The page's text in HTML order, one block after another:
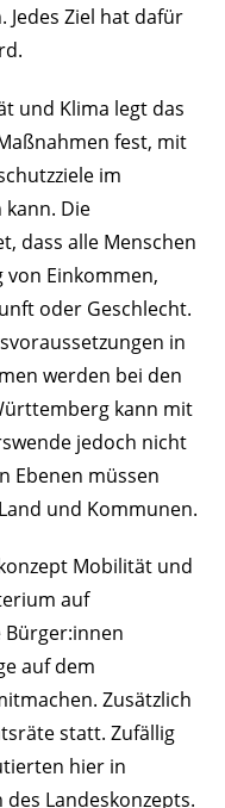
Jedes Ziel hat dafür
und Klima legt das
fest, mit
im
Die
dass alle Menschen
Einkommen,
oder Geschlecht.
in
werden bei den
kann mit
jedoch nicht
Ebenen müssen
und Kommunen.
Mobilität und
auf
auf dem
Zusätzlich
statt. Zufällig
hier in
Landeskonzepts.